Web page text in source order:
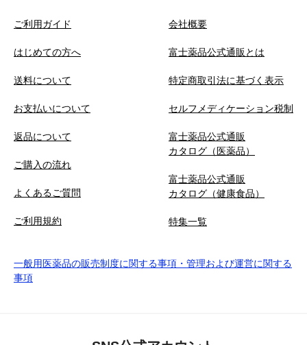
ご利用ガイド
はじめての方へ
送料について
お支払いについて
返品について
ご購入の流れ
よくあるご質問
ご利用規約
会社概要
富士薬品公式通販とは
特定商取引法に基づく表示
セルフメディケーション税制
富士薬品公式通販
カタログ（医薬品）
富士薬品公式通販
カタログ（健康食品）
特集一覧
一般用医薬品の販売制度に関する事項・管理および運営に関する
事項